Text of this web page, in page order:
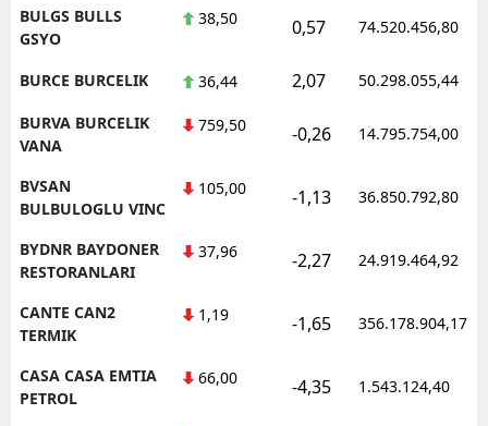
BULGS BULLS
GSYO
38,50 0,57 74.520.456,80
BURCE BURCELIK 36,44 2,07 50.298.055,44
BURVA BURCELIK
VANA
759,50 -0,26 14.795.754,00
BVSAN
BULBULOGLU VINC
105,00 -1,13 36.850.792,80
BYDNR BAYDONER
RESTORANLARI
37,96 -2,27 24.919.464,92
CANTE CAN2
TERMIK
1,19 -1,65 356.178.904,17
CASA CASA EMTIA
PETROL
66,00 -4,35 1.543.124,40